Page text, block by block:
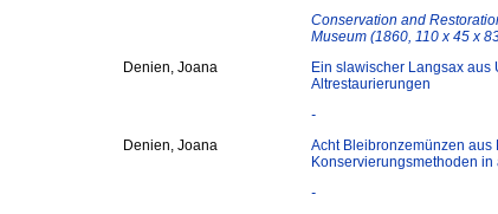
Conservation and
Museum (1860, 110 x 45 x
Denien, Joana
Ein slawischer Langsax aus
Altrestaurierungen
-
Denien, Joana
Acht Bleibronzemünzen aus
Konservierungsmethoden
-